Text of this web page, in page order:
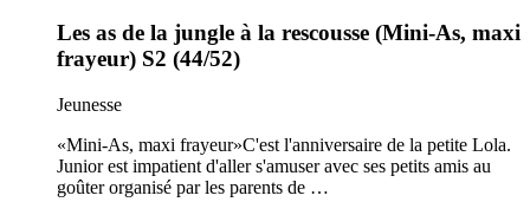
Les as de la jungle à la rescousse (Mini-As, maxi
frayeur) S2 (44/52)
Jeunesse
«Mini-As, maxi frayeur»C'est l'anniversaire de la petite Lola.
Junior est impatient d'aller s'amuser avec ses petits amis au
goûter organisé par les parents de …